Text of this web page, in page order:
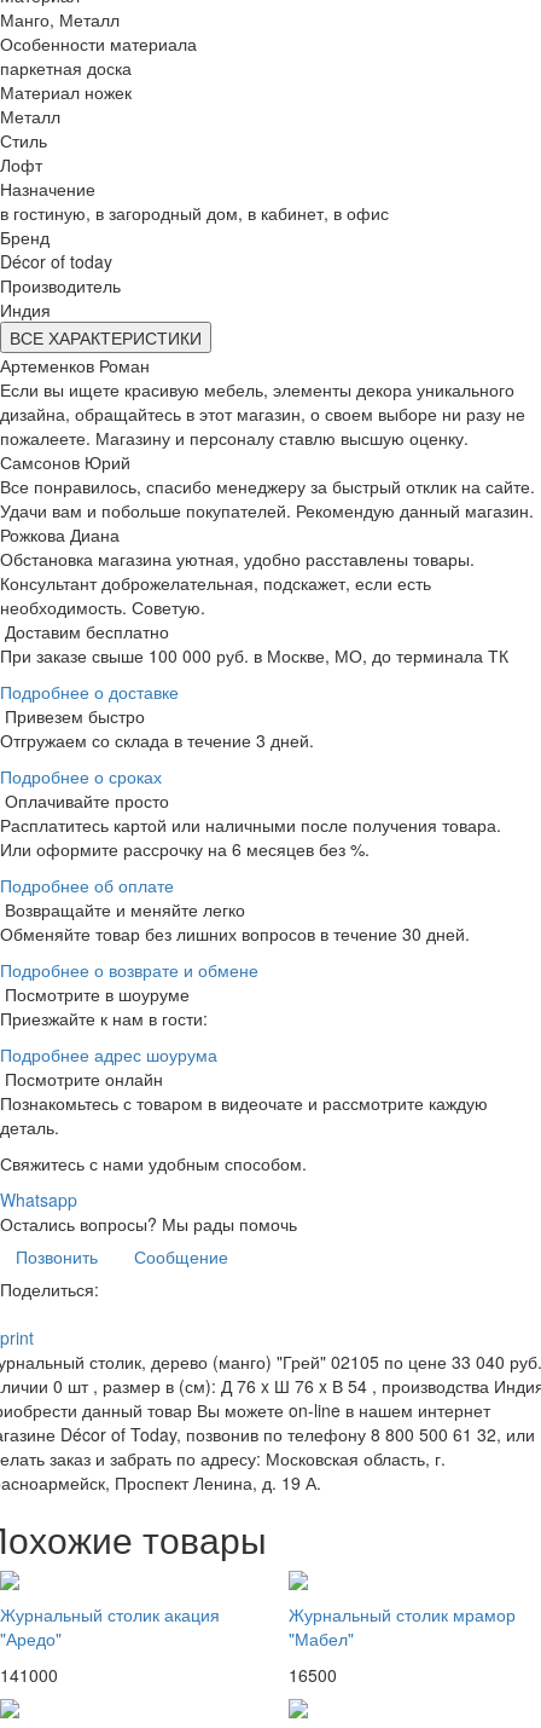
Манго, Металл
Особенности материала
паркетная доска
Материал ножек
Металл
Стиль
Лофт
Назначение
в гостиную, в загородный дом, в кабинет, в офис
Бренд
Décor of today
Производитель
Индия
ВСЕ ХАРАКТЕРИСТИКИ
Артеменков Роман
Если вы ищете красивую мебель, элементы декора уникального
дизайна, обращайтесь в этот магазин, о своем выборе ни разу не
пожалеете. Магазину и персоналу ставлю высшую оценку.
Самсонов Юрий
Все понравилось, спасибо менеджеру за быстрый отклик на сайте.
Удачи вам и побольше покупателей. Рекомендую данный магазин.
Рожкова Диана
Обстановка магазина уютная, удобно расставлены товары.
Консультант доброжелательная, подскажет, если есть
необходимость. Советую.
Доставим бесплатно
При заказе свыше 100 000 руб. в Москве, МО, до терминала ТК
Подробнее о доставке
Привезем быстро
Отгружаем со склада в течение 3 дней.
Подробнее о сроках
Оплачивайте просто
Расплатитесь картой или наличными после получения товара.
Или оформите рассрочку на 6 месяцев без %.
Подробнее об оплате
Возвращайте и меняйте легко
Обменяйте товар без лишних вопросов в течение 30 дней.
Подробнее о возврате и обмене
Посмотрите в шоуруме
Приезжайте к нам в гости:
Подробнее адрес шоурума
Посмотрите онлайн
Познакомьтесь с товаром в видеочате и рассмотрите каждую
деталь.
Свяжитесь с нами удобным способом.
Whatsapp
Остались вопросы? Мы рады помочь
Позвонить
Сообщение
Поделиться:
print
столик, дерево (манго) "Грей" 02105 по цене 33 040
0 шт , размер в (см): Д 76 x Ш 76 x В 54 , производства
данный товар Вы можете on-line в нашем интернет
Décor of Today, позвонив по телефону 8 800 500 61 32, или
заказ и забрать по адресу: Московская область, г.
Проспект Ленина, д. 19 А.
товары
Журнальный столик акация
"Аредо"
141000
Журнальный столик мрамор
"Мабел"
16500